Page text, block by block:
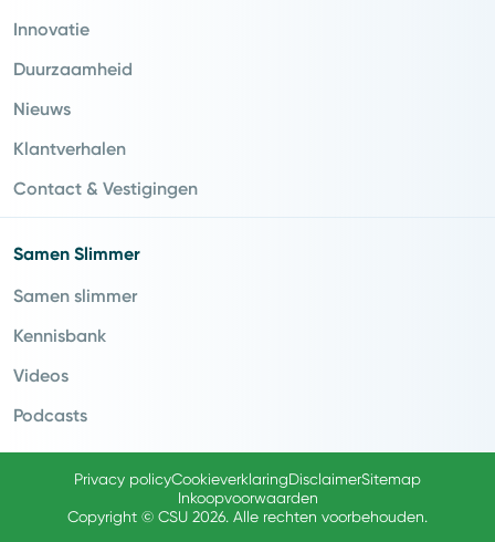
Innovatie
Duurzaamheid
Nieuws
Klantverhalen
Contact & Vestigingen
Samen Slimmer
Samen slimmer
Kennisbank
Videos
Podcasts
Copyright © CSU 2026. Alle rechten voorbehouden.
Privacy policyCookieverklaringDisclaimerSitemap
Inkoopvoorwaarden